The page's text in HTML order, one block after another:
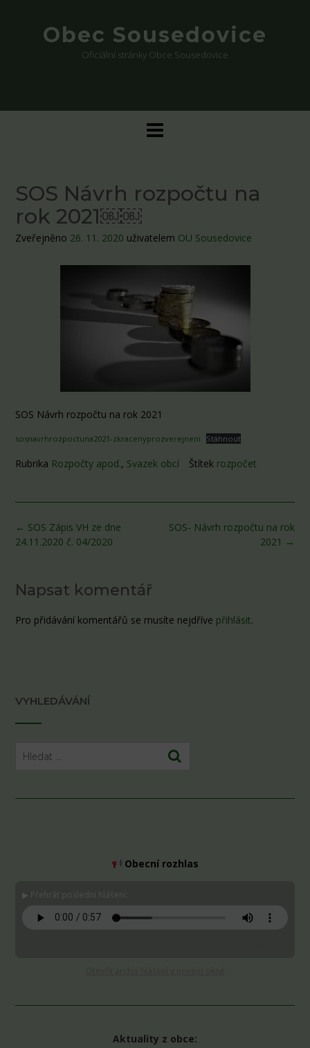
Obec Sousedovice
Oficiální stránky Obce Sousedovice
SOS Návrh rozpočtu na
rok 2021￼￼
Zveřejněno 26. 11. 2020 uživatelem OU Sousedovice
SOS Návrh rozpočtu na rok 2021
sosnavrhrozpoctuna2021-zkracenyprozverejneni Stáhnout
Rubrika Rozpočty apod., Svazek obcí Štítek rozpočet
Post
navigation
SOS- Návrh rozpočtu na rok
2021 →
← SOS Zápis VH ze dne
24.11.2020 č. 04/2020
Napsat komentář
Pro přidávání komentářů se musíte nejdříve přihlásit.
VYHLEDÁVÁNÍ
Obecní rozhlas
▶ Přehrát poslední hlášení:
Aktuality z obce: